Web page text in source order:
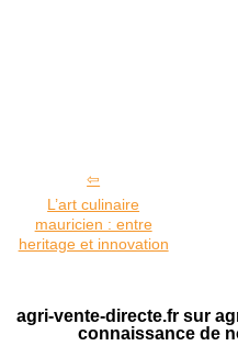
L’art culinaire
mauricien : entre
heritage et innovation
agri-vente-directe.fr sur
connaissance de